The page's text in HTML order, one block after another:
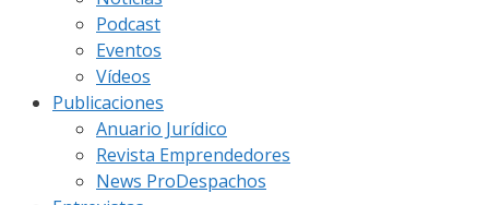
Podcast
Eventos
Vídeos
Publicaciones
Anuario Jurídico
Revista Emprendedores
News ProDespachos